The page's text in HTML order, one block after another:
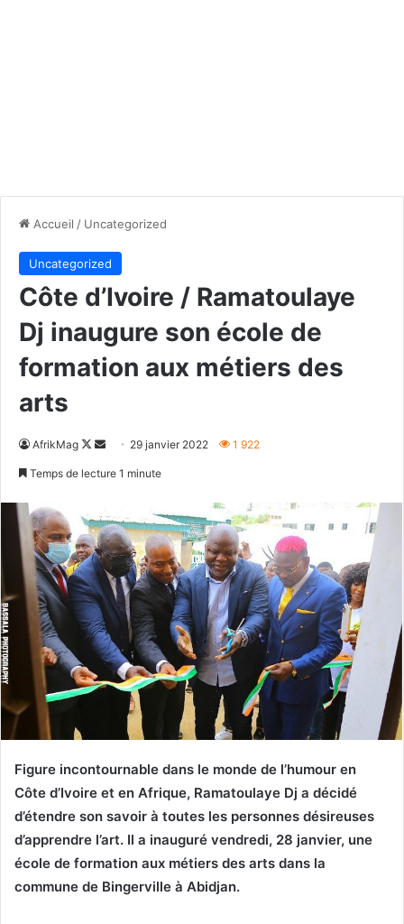
Accueil / Uncategorized
Uncategorized
Côte d’Ivoire / Ramatoulaye
Dj inaugure son école de
formation aux métiers des
arts
AfrikMag
Follow
Envoyer29 janvier 2022 1 922
Temps de lecture 1 minute
Figure incontournable dans le monde de l’humour en
Côte d’Ivoire et en Afrique, Ramatoulaye Dj a décidé
d’étendre son savoir à toutes les personnes désireuses
d’apprendre l’art. Il a inauguré vendredi, 28 janvier, une
école de formation aux métiers des arts dans la
commune de Bingerville à Abidjan.